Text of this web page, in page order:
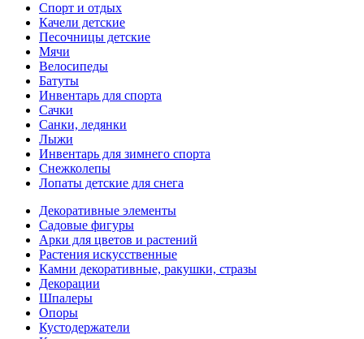
Спорт и отдых
Качели детские
Песочницы детские
Мячи
Велосипеды
Батуты
Инвентарь для спорта
Сачки
Санки, ледянки
Лыжи
Инвентарь для зимнего спорта
Снежколепы
Лопаты детские для снега
Декоративные элементы
Садовые фигуры
Арки для цветов и растений
Растения искусственные
Камни декоративные, ракушки, стразы
Декорации
Шпалеры
Опоры
Кустодержатели